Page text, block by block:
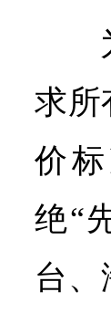
求所
价
绝“
台